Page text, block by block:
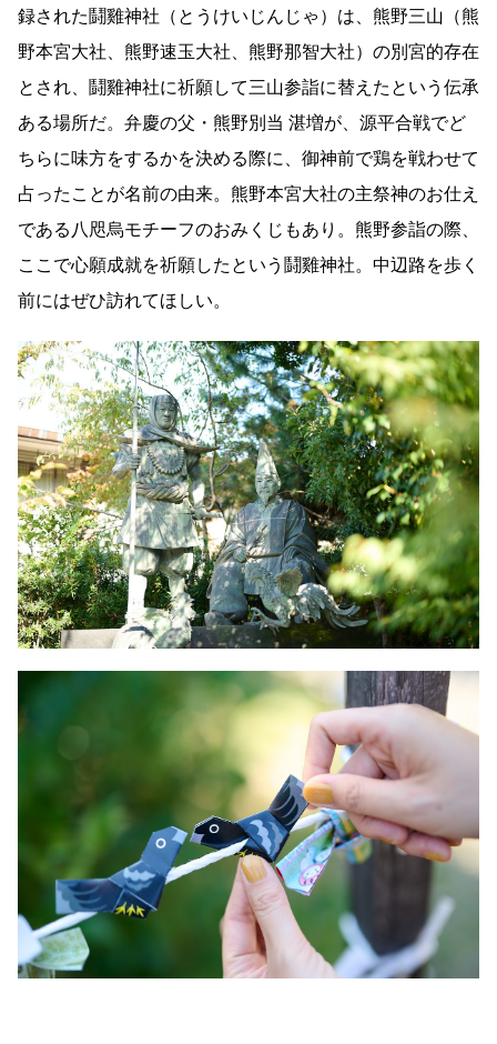
録された鬪雞神社（とうけいじんじゃ）は、熊野三山（熊
野本宮大社、熊野速玉大社、熊野那智大社）の別宮的存在
とされ、鬪雞神社に祈願して三山参詣に替えたという伝承
ある場所だ。弁慶の父・熊野別当 湛増が、源平合戦でど
ちらに味方をするかを決める際に、御神前で鶏を戦わせて
占ったことが名前の由来。熊野本宮大社の主祭神のお仕え
である八咫烏モチーフのおみくじもあり。熊野参詣の際、
ここで心願成就を祈願したという鬪雞神社。中辺路を歩く
前にはぜひ訪れてほしい。